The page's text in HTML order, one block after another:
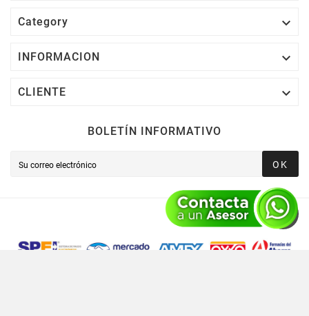
Category 
INFORMACION 
CLIENTE 
BOLETÍN INFORMATIVO
OK